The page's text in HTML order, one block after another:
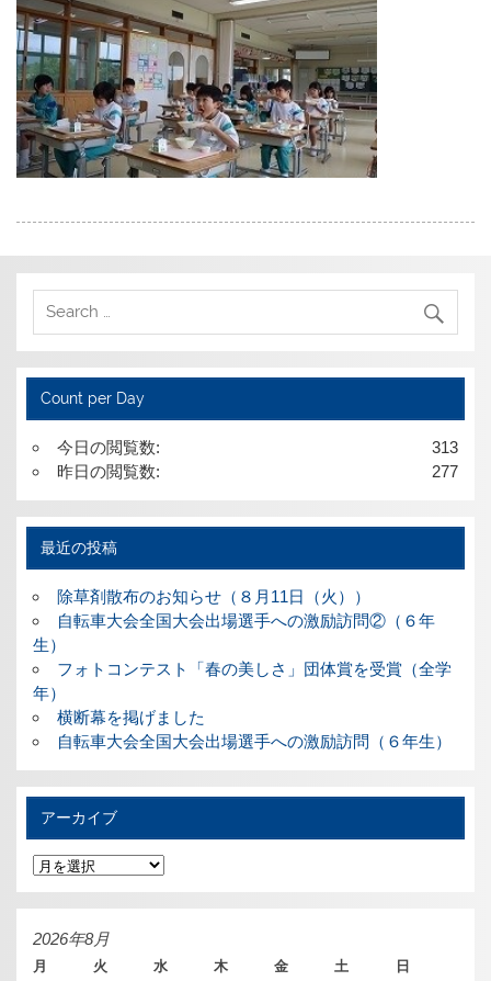
Count per Day
313
今日の閲覧数:
277
昨日の閲覧数:
最近の投稿
除草剤散布のお知らせ（８月11日（火））
自転車大会全国大会出場選手への激励訪問②（６年
生）
フォトコンテスト「春の美しさ」団体賞を受賞（全学
年）
横断幕を掲げました
自転車大会全国大会出場選手への激励訪問（６年生）
アーカイブ
ア
ー
カ
イ
2026年8月
月 火 水 木 金 土 日